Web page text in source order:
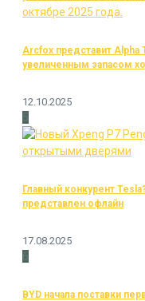
Arcfox представит Alpha
увеличенным запасом
12.10.2025
5
Главный конкурент
представлен офлайн
17.08.2025
6
BYD начала поставки